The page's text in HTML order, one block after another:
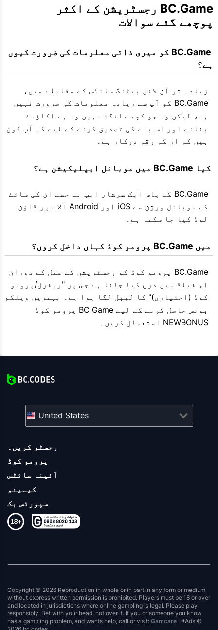
پوچھے گئے سوالات
ہے؟
زیادہ تر آن لائن بیٹنگ سائٹس کے مقابلے میں،
BC.Game کو آپ سے زیادہ معلومات کی ضرورت نہیں
ہے، لیکن وہ جو کچھ مانگتے ہیں وہ ہے اکاؤنٹ
بنانے اور اس بات کی تصدیق کرنے کے لیے کہ آپ کون
ہیں کم از کم رقم درکار ہے۔
BC.Game کے پاس ایک سرشار ایپ ہے جسے ان کی سائٹ
کے موبائل ورژن سے iOS اور Android آلات پر ڈاؤن
لوڈ کیا جا سکتا ہے۔
BC.Game پرومو کوڈ کو رجسٹریشن کے عمل کے دوران
اس فیلڈ میں درج کیا جانا ہے جس پر "ریفرل/پرومو
کوڈ (اختیاری)" کا لیبل لگا ہوا ہے۔ بہترین ویلکم
بونس حاصل کرنے کے لیے BC Game پرومو کوڈ
NEWBONUS استعمال کریں۔
رجسٹر کریں۔
پرومو کوڈ
آئینہ سائٹس
کیسینو
سپورٹس بک
United States
Copyright © 2026 Reproduction in whole or in part in any form or medium
without express written permission is prohibited. Players must be 18 or over
and located in jurisdictions where online gambling is legal. Please play
responsibly. Bet with your head, not over it. If you or someone you know
has a gambling problem, and wants help, call or visit: Gamcare . #Ads ©